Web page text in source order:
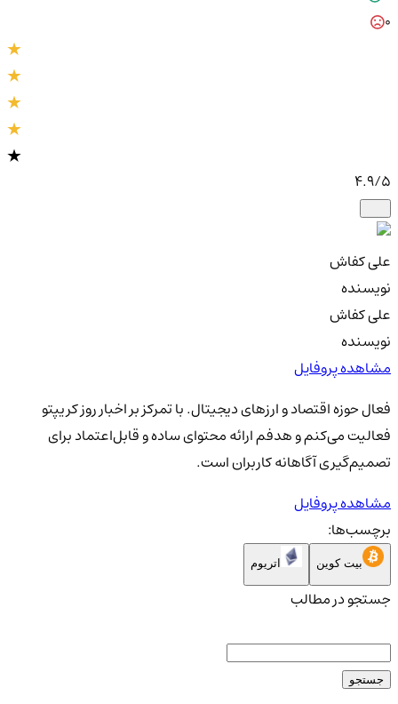
4.9/5
علی کفاش
نویسنده
علی کفاش
نویسنده
مشاهده پروفایل
فعال حوزه اقتصاد و ارزهای دیجیتال. با تمرکز بر اخبار روز کریپتو
فعالیت می‌کنم و هدفم ارائه محتوای ساده و قابل‌اعتماد برای
تصمیم‌گیری آگاهانه کاربران است.
مشاهده پروفایل
برچسب‌ها:
بیت کوین اتریوم
جستجو در مطالب
جستجو